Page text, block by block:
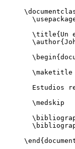
\title{Un
\author
\begin{
\maketitle
Estudios
\medskip
\end {